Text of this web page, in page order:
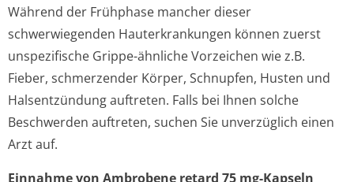
Während der Frühphase mancher dieser
schwerwiegenden Hauterkrankungen können zuerst
unspezifische Grippe-ähnliche Vorzeichen wie z.B.
Fieber, schmerzender Körper, Schnupfen, Husten und
Halsentzündung auftreten. Falls bei Ihnen solche
Beschwerden auftreten, suchen Sie unverzüglich einen
Arzt auf.
Einnahme von Ambrobene retard 75 mg-Kapseln